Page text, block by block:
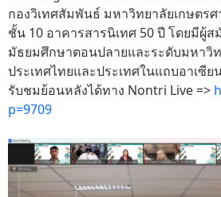
กองวิเทศสัมพันธ์ มหาวิทยาลัยเกษตร
ชั้น 10 อาคารสารนิเทศ 50 ปี โดยมีผู้
มัธยมศึกษาตอนปลายและระดับมหาวิ
ประเทศไทยและประเทศในแถบอาเซีย
รับชมย้อนหลังได้ทาง Nontri Live =>
p=9709